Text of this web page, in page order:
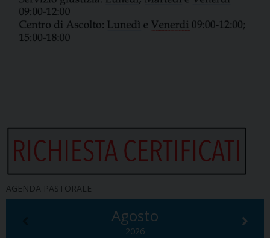
AGENDA PASTORALE
Agosto
2026